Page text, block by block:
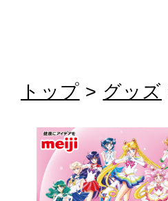
トップ > グッズ